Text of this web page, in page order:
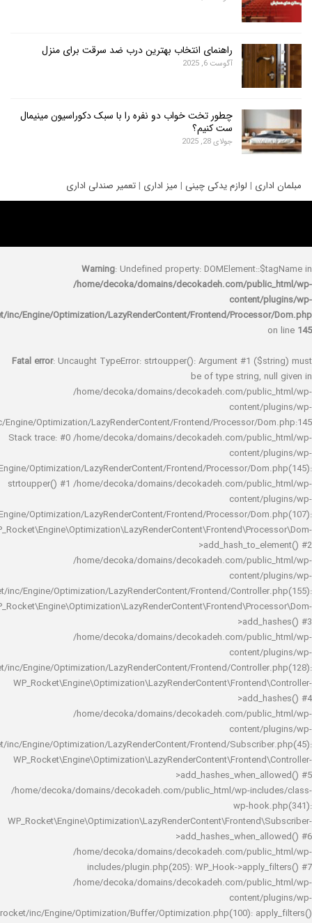
راهنمای انتخاب بهترین درب ضد سرقت برای منزل
آگوست 6, 2025
چطور تخت خواب دو نفره را با سبک دکوراسیون مینیمال
ست کنیم؟
جولای 28, 2025
|لوازم یدکی چینی|میز اداری| تعمیر صندلی اداری
Warning: Undefined property:
/home/decoka/domains/decokadeh.com/
rocket/inc/Engine/Optimization/LazyRenderContent/Frontend/
Fatal error : Uncaught TypeError: strtoupper(): Argument #1
be of type string,
/home/decoka/domains/decokadeh.com/
rocket/inc/Engine/Optimization/LazyRenderContent/Frontend/Processor/
Stack trace: #0 /home/decoka/domains/decokadeh.com/
rocket/inc/Engine/Optimization/LazyRenderContent/Frontend/Processor/
strtoupper() #1 /home/decoka/domains/decokadeh.com/
rocket/inc/Engine/Optimization/LazyRenderContent/Frontend/Processor/
/home/decoka/domains/decokadeh.com/
rocket/inc/Engine/Optimization/LazyRenderContent/Frontend/
/home/decoka/domains/decokadeh.com/
rocket/inc/Engine/Optimization/LazyRenderContent/Frontend/
/home/decoka/domains/decokadeh.com/
rocket/inc/Engine/Optimization/LazyRenderContent/Frontend/
/home/decoka/domains/decokadeh.com/public_html/wp-
wp-
/home/decoka/domains/decokadeh.com/
includes/plugin.php(205): WP_Hook-
/home/decoka/domains/decokadeh.com/
rocket/inc/Engine/Optimization/Buffer/Optimization.php(100):